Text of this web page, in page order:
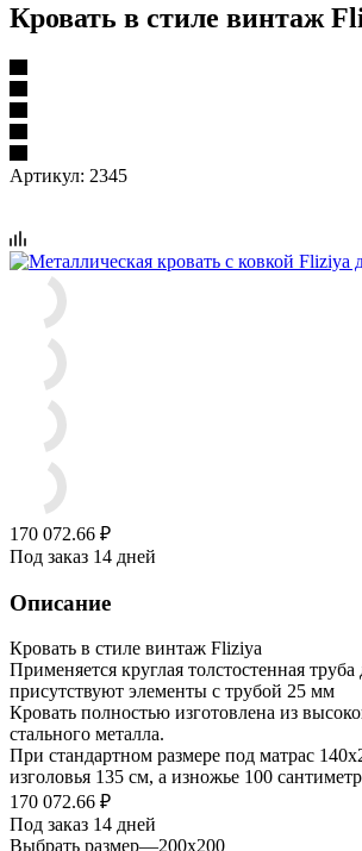
Кровать в стиле винтаж
Артикул: 2345
170 072.66 ₽
Под заказ 14 дней
Описание
Кровать в стиле винтаж Fliziya
Применяется круглая толстостенная
присутствуют элементы с трубой 25 мм
Кровать полностью изготовлена из
стального металла.
При стандартном размере под матрас
изголовья 135 см, а изножье 100
170 072.66 ₽
Под заказ 14 дней
Выбрать размер—200x200